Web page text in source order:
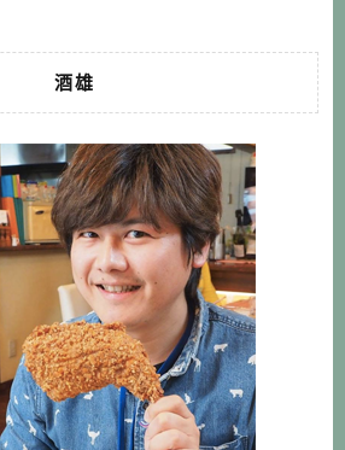
酒雄